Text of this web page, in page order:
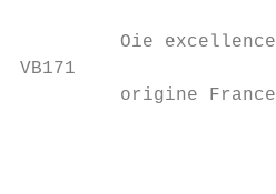
Oie
VB171
         origine France